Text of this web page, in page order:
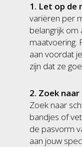
1. Let op de
variëren per
belangrijk
maatvoering.
aan voordat
zijn dat ze
2. Zoek
Zoek naar
bandjes of
de pasvorm
aan jouw